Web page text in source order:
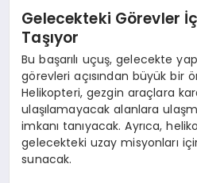
Gelecekteki Görevler
Taşıyor
Bu başarılı uçuş, gelecekte
görevleri açısından büyük bir
Helikopteri, gezgin araçlara
ulaşılamayacak alanlara
imkanı tanıyacak. Ayrıca,
gelecekteki uzay misyonları
sunacak.